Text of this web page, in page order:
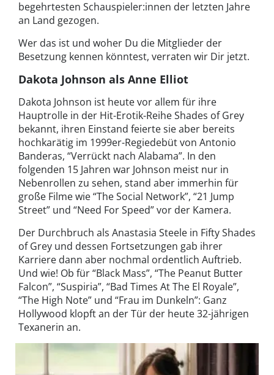
begehrtesten Schauspieler:innen der letzten Jahre
an Land gezogen.
Wer das ist und woher Du die Mitglieder der
Besetzung kennen könntest, verraten wir Dir jetzt.
Dakota Johnson als Anne Elliot
Dakota Johnson ist heute vor allem für ihre
Hauptrolle in der Hit-Erotik-Reihe Shades of Grey
bekannt, ihren Einstand feierte sie aber bereits
hochkarätig im 1999er-Regiedebüt von Antonio
Banderas, “Verrückt nach Alabama”. In den
folgenden 15 Jahren war Johnson meist nur in
Nebenrollen zu sehen, stand aber immerhin für
große Filme wie “The Social Network”, “21 Jump
Street” und “Need For Speed” vor der Kamera.
Der Durchbruch als Anastasia Steele in Fifty Shades
of Grey und dessen Fortsetzungen gab ihrer
Karriere dann aber nochmal ordentlich Auftrieb.
Und wie! Ob für “Black Mass”, “The Peanut Butter
Falcon”, “Suspiria”, “Bad Times At The El Royale”,
“The High Note” und “Frau im Dunkeln”: Ganz
Hollywood klopft an der Tür der heute 32-jährigen
Texanerin an.